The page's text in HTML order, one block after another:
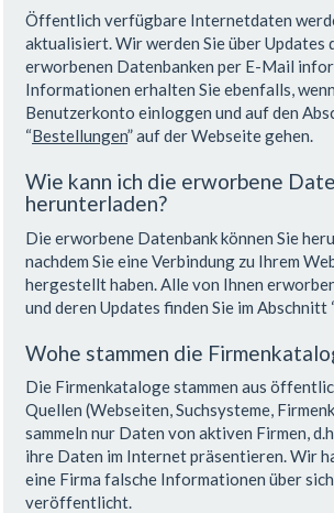
Öffentlich verfügbare Internetdaten
aktualisiert. Wir werden Sie über Updates
erworbenen Datenbanken per E-Mail
Informationen erhalten Sie ebenfalls,
Benutzerkonto einloggen und auf den
“Bestellungen” auf der Webseite gehen.
Wie kann ich die erworbene
herunterladen?
Die erworbene Datenbank können Sie
nachdem Sie eine Verbindung zu Ihrem
hergestellt haben. Alle von Ihnen
und deren Updates finden Sie im Abschnitt
Wohe stammen die
Die Firmenkataloge stammen aus
Quellen (Webseiten, Suchsysteme,
sammeln nur Daten von aktiven Firmen,
ihre Daten im Internet präsentieren. Wir
eine Firma falsche Informationen über
veröffentlicht.